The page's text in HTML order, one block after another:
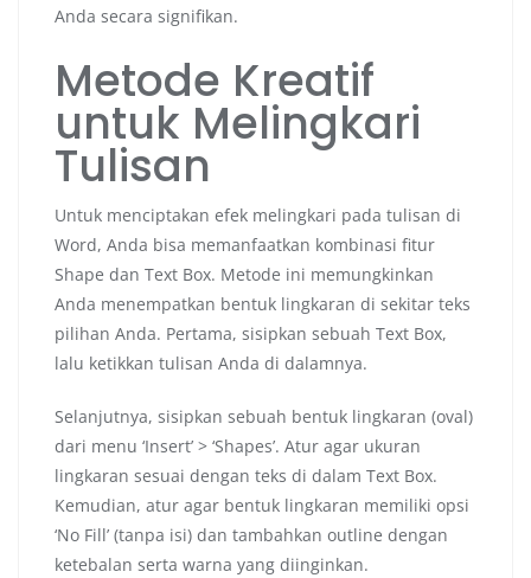
Anda secara signifikan.
Metode Kreatif
untuk Melingkari
Tulisan
Untuk menciptakan efek melingkari pada tulisan di
Word, Anda bisa memanfaatkan kombinasi fitur
Shape dan Text Box. Metode ini memungkinkan
Anda menempatkan bentuk lingkaran di sekitar teks
pilihan Anda. Pertama, sisipkan sebuah Text Box,
lalu ketikkan tulisan Anda di dalamnya.
Selanjutnya, sisipkan sebuah bentuk lingkaran (oval)
dari menu ‘Insert’ > ‘Shapes’. Atur agar ukuran
lingkaran sesuai dengan teks di dalam Text Box.
Kemudian, atur agar bentuk lingkaran memiliki opsi
‘No Fill’ (tanpa isi) dan tambahkan outline dengan
ketebalan serta warna yang diinginkan.